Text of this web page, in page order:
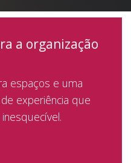
a organização
espaços e uma
experiência que